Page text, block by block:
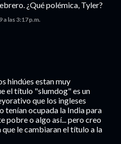
¿Qué polémica, Tyler?
las 3:17 p.m.
hindúes estan muy
el título "slumdog" es un
que los ingleses
tenían ocupada la India para
pobre o algo así... pero creo
que le cambiaran el título a la